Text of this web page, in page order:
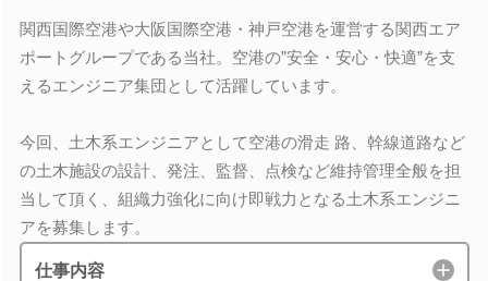
関西国際空港や大阪国際空港・神戸空港を運営する関西エア
ポートグループである当社。空港の”安全・安心・快適”を支
えるエンジニア集団として活躍しています。
今回、土木系エンジニアとして空港の滑走 路、幹線道路など
の土木施設の設計、発注、監督、点検など維持管理全般を担
当して頂く、組織力強化に向け即戦力となる土木系エンジニ
アを募集します。
仕事内容